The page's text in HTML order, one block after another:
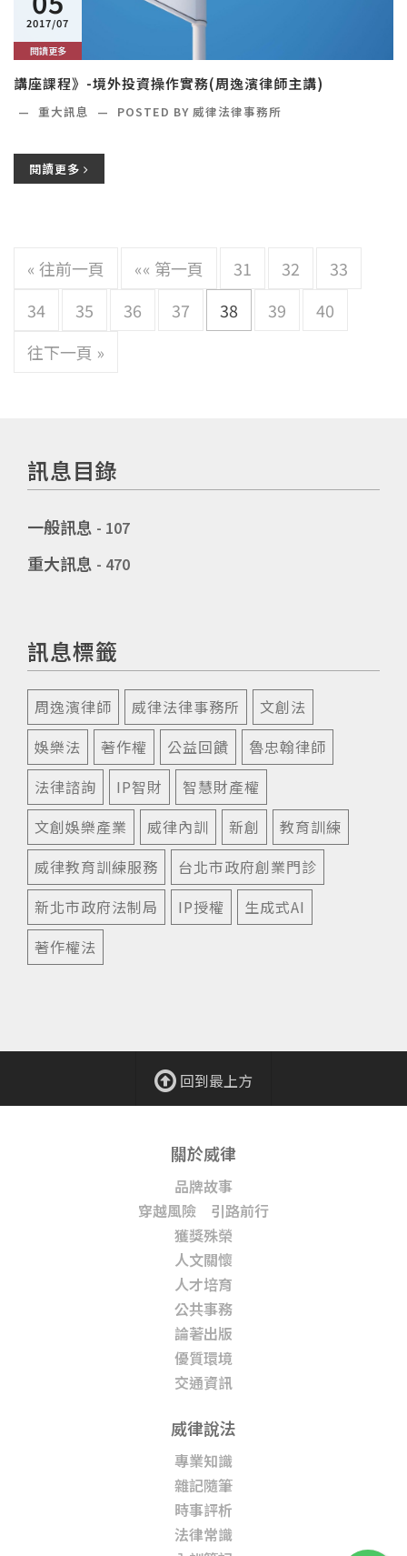
2017/07
閱讀更多
講座課程》-境外投資操作實務(周逸濱律師主講)
— 重大訊息 — POSTED BY 威律法律事務所
閱讀更多
« 往前一頁 «« 第一頁 31 32
33
34
35 36 37 38 39
40
往下一頁 »
訊息目錄
一般訊息 - 107
重大訊息 - 470
訊息標籤
周逸濱律師 威律法律事務所
文創法
娛樂法
著作權 公益回饋
魯忠翰律師
法律諮詢
IP智財
智慧財產權
文創娛樂產業
威律內訓 新創
教育訓練
威律教育訓練服務
台北市政府創業門診
新北市政府法制局
IP授權
生成式AI
著作權法
回到最上方
關於威律
品牌故事
穿越風險 引路前行
獲獎殊榮
人文關懷
人才培育
公共事務
論著出版
優質環境
交通資訊
威律說法
專業知識
雜記隨筆
時事評析
法律常識